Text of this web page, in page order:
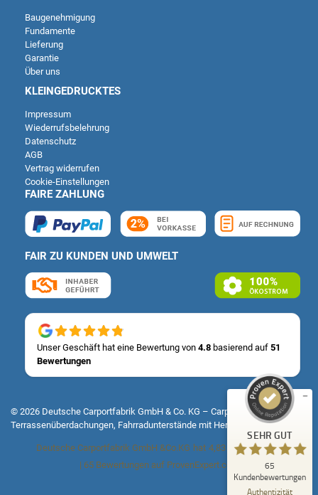
Baugenehmigung
Fundamente
Lieferung
Garantie
Über uns
KLEINGEDRUCKTES
Impressum
Wiederrufsbelehrung
Datenschutz
AGB
Vertrag widerrufen
Cookie-Einstellungen
FAIRE ZAHLUNG
FAIR ZU KUNDEN UND UMWELT
Unser Geschäft hat eine Bewertung von 4.8 basierend auf 51
Bewertungen
© 2026 Deutsche Carportfabrik GmbH & Co. KG – Carports, Fertiggaragen,
Terrassenüberdachungen, Fahrradunterstände mit Herz & Verstand
Deutsche Carportfabrik GmbH &Co.KG hat 4,83von5 Sternen
| 65Bewertungen auf ProvenExpert.com
SEHR GUT
65
Kundenbewertungen
Authentizität
Kundenbewertungen und Erfahrungen zu
Deutsche Carportfabrik GmbH & Co. KG
100
%
ProvenExpert.com
SEHR GUT
4,83
/
5,00
14
Bewertungen auf
ProvenExpert.com
51
Bewertungen von
1
Blick aufs ProvenExpert-Profil werfen
12.07.2026